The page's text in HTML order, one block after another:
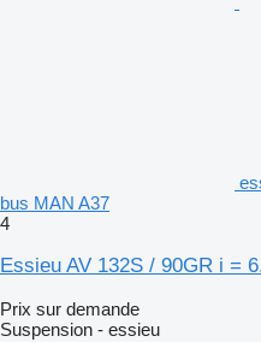
bus MAN A37
4
Essieu AV 132S / 90GR i =
Prix sur demande
Suspension - essieu